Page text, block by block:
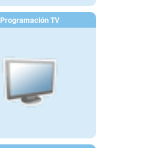
Programación TV